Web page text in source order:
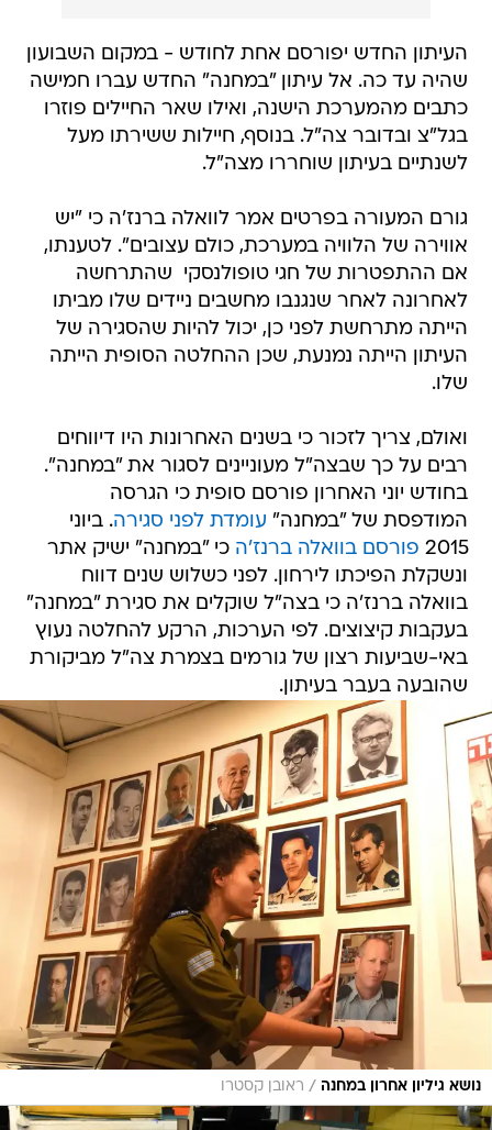
העיתון החדש יפורסם אחת לחודש - במקום השבועון
שהיה עד כה. אל עיתון "במחנה" החדש עברו חמישה
כתבים מהמערכת הישנה, ואילו שאר החיילים פוזרו
בגל"צ ובדובר צה"ל. בנוסף, חיילות ששירתו מעל
לשנתיים בעיתון שוחררו מצה"ל.
גורם המעורה בפרטים אמר לוואלה ברנז'ה כי "יש
אווירה של הלוויה במערכת, כולם עצובים". לטענתו,
אם ההתפטרות של חגי טופולנסקי  שהתרחשה
לאחרונה לאחר שנגנבו מחשבים ניידים שלו מביתו 
הייתה מתרחשת לפני כן, יכול להיות שהסגירה של
העיתון הייתה נמנעת, שכן ההחלטה הסופית הייתה
שלו.
ואולם, צריך לזכור כי בשנים האחרונות היו דיווחים
רבים על כך שבצה"ל מעוניינים לסגור את "במחנה".
בחודש יוני האחרון פורסם סופית כי הגרסה
המודפסת של "במחנה" עומדת לפני סגירה. ביוני
2015 פורסם בוואלה ברנז'ה כי "במחנה" ישיק אתר
ונשקלת הפיכתו לירחון. לפני כשלוש שנים דווח
בוואלה ברנז'ה כי בצה"ל שוקלים את סגירת "במחנה"
בעקבות קיצוצים. לפי הערכות, הרקע להחלטה נעוץ
באי-שביעות רצון של גורמים בצמרת צה"ל מביקורת
שהובעה בעבר בעיתון.
נושא גיליון אחרון במחנה / ראובן קסטרו